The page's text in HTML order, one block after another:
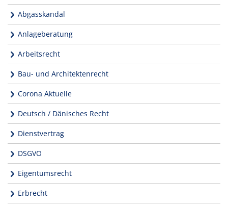
Abgasskandal
Anlageberatung
Arbeitsrecht
Bau- und Architektenrecht
Corona Aktuelle
Deutsch / Dänisches Recht
Dienstvertrag
DSGVO
Eigentumsrecht
Erbrecht